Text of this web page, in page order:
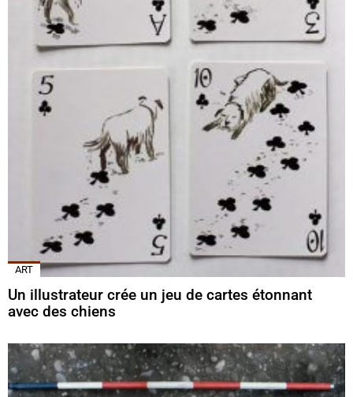
ART
Un illustrateur crée un jeu de cartes étonnant
avec des chiens